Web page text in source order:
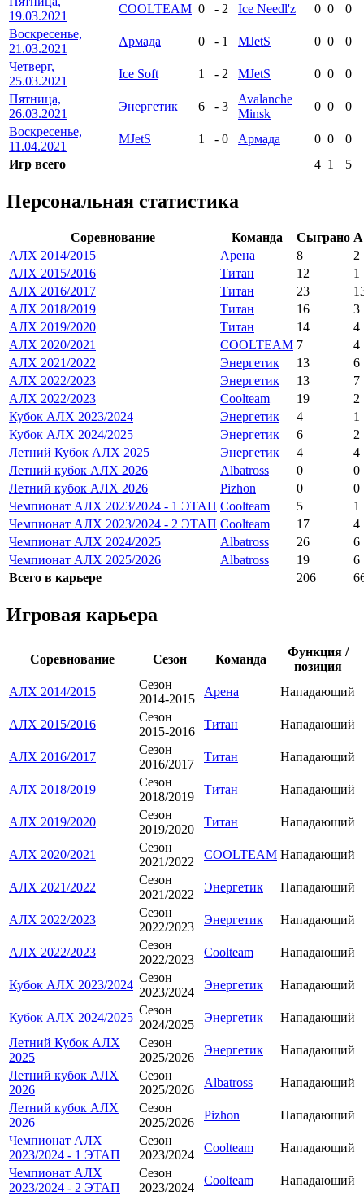
19.03.2021
COOLTEAM 0 - 2 Ice Needl'z 0 0
0
Воскресенье,
21.03.2021
Армада 0 - 1 MJetS 0 0
0
Четверг,
25.03.2021
Ice Soft 1 - 2 MJetS 0 0
0
Пятница,
26.03.2021
Энергетик 6 - 3
Avalanche
Minsk
0 0
0
Воскресенье,
11.04.2021
MJetS 1 - 0 Армада 0 0
0
Игр всего
4 1 5
Персональная статистика
Соревнование Команда Сыграно А
АЛХ 2014/2015
Арена 8
2
АЛХ 2015/2016
Титан 12
1
АЛХ 2016/2017
Титан 23
АЛХ 2018/2019
Титан 16
3
АЛХ 2019/2020
Титан 14
4
АЛХ 2020/2021
COOLTEAM 7
4
АЛХ 2021/2022
Энергетик 13
6
АЛХ 2022/2023
Энергетик 13
7
АЛХ 2022/2023
Coolteam 19
2
Кубок АЛХ 2023/2024
Энергетик 4
1
Кубок АЛХ 2024/2025
Энергетик 6
2
Летний Кубок АЛХ 2025
Энергетик 4
4
Летний кубок АЛХ 2026
Albatross 0
0
Летний кубок АЛХ 2026
Pizhon 0
0
Чемпионат АЛХ 2023/2024 - 1 ЭТАП Coolteam 5
1
Чемпионат АЛХ 2023/2024 - 2 ЭТАП Coolteam 17
4
Чемпионат АЛХ 2024/2025
Albatross 26
6
Чемпионат АЛХ 2025/2026
Albatross 19
6
Всего в карьере
206
Игровая карьера
Соревнование Сезон Команда
Функция /
позиция
АЛХ 2014/2015
Сезон
2014-2015
Арена Нападающий
АЛХ 2015/2016
Сезон
2015-2016
Титан Нападающий
АЛХ 2016/2017
Сезон
2016/2017
Титан Нападающий
АЛХ 2018/2019
Сезон
2018/2019
Титан Нападающий
АЛХ 2019/2020
Сезон
2019/2020
Титан Нападающий
АЛХ 2020/2021
Сезон
2021/2022
COOLTEAM Нападающий
АЛХ 2021/2022
Сезон
2021/2022
Энергетик Нападающий
АЛХ 2022/2023
Сезон
2022/2023
Энергетик Нападающий
АЛХ 2022/2023
Сезон
2022/2023
Coolteam Нападающий
Кубок АЛХ 2023/2024
Сезон
2023/2024
Энергетик Нападающий
Кубок АЛХ 2024/2025
Сезон
2024/2025
Энергетик
Нападающий
Летний Кубок АЛХ
2025
Сезон
2025/2026
Энергетик
Нападающий
Летний кубок АЛХ
2026
Сезон
2025/2026
Albatross
Нападающий
Летний кубок АЛХ
2026
Сезон
2025/2026
Pizhon
Нападающий
Чемпионат АЛХ
2023/2024 - 1 ЭТАП
Сезон
2023/2024
Coolteam
Нападающий
Чемпионат АЛХ
2023/2024 - 2 ЭТАП
Сезон
2023/2024
Coolteam
Нападающий